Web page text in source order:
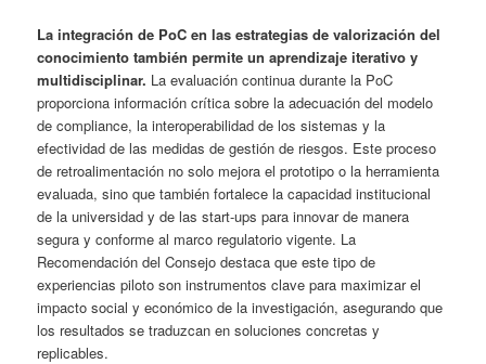
La integración de PoC en las estrategias de valorización del
conocimiento también permite un aprendizaje iterativo y
multidisciplinar. La evaluación continua durante la PoC
proporciona información crítica sobre la adecuación del modelo
de compliance, la interoperabilidad de los sistemas y la
efectividad de las medidas de gestión de riesgos. Este proceso
de retroalimentación no solo mejora el prototipo o la herramienta
evaluada, sino que también fortalece la capacidad institucional
de la universidad y de las start-ups para innovar de manera
segura y conforme al marco regulatorio vigente. La
Recomendación del Consejo destaca que este tipo de
experiencias piloto son instrumentos clave para maximizar el
impacto social y económico de la investigación, asegurando que
los resultados se traduzcan en soluciones concretas y
replicables.